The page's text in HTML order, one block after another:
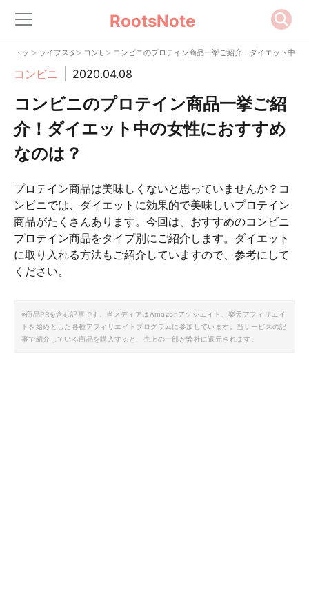
RootsNote
トップ
> ライフスタイル
> コンビニ
> コンビニのプロテイン商品一挙ご紹介！ダイエット中の
コンビニ 2020.04.08
コンビニのプロテイン商品一挙ご紹
介！ダイエット中の女性におすすめ
なのは？
プロテイン商品は美味しくないと思っていませんか？コ
ンビニでは、ダイエットに効果的で美味しいプロテイン
商品がたくさんあります。今回は、おすすめのコンビニ
プロテイン商品をタイプ別にご紹介します。ダイエット
に取り入れる方法もご紹介していますので、参考にして
ください。
※商品PRを含む記事です。当メディアはAmazonアソシエイト、楽天アフィリエイ
トを始めとした各種アフィリエイトプログラムに参加しています。当サービスの記
事で紹介している商品を購入すると、売上の一部が弊社に還元されます。